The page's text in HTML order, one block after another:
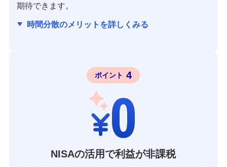
期待できます。
時間分散のメリットを詳しくみる
ポイント 4
NISAの活用で利益が非課税